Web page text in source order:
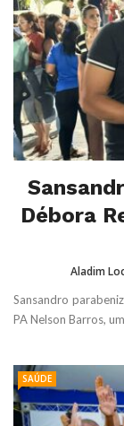
Débora
Aladim
Sansandro
PA Nelson Barros,
SAÚDE